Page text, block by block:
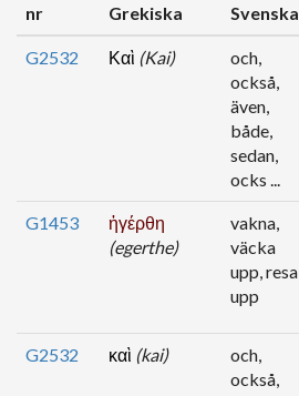
nr
Grekiska Svenska
G2532 Καὶ (Kai)
och,
också,
även,
både,
sedan,
ocks ...
G1453
ἠγέρθη
(egerthe)
vakna,
väcka
upp, resa
upp
G2532 καὶ (kai)
och,
också,